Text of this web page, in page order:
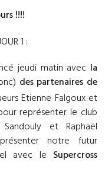
!!!!
1 :
jeudi matin avec la
des partenaires de
Etienne Falgoux et
représenter le club
et Raphaël
notre futur
avec le Supercross